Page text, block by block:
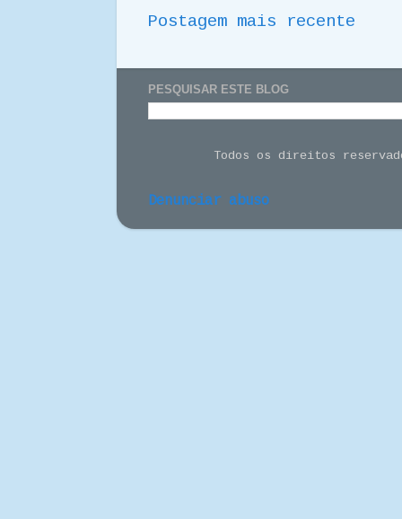
Postagem mais recente
PESQUISAR ESTE BLOG
Todos os direitos
Denunciar abuso